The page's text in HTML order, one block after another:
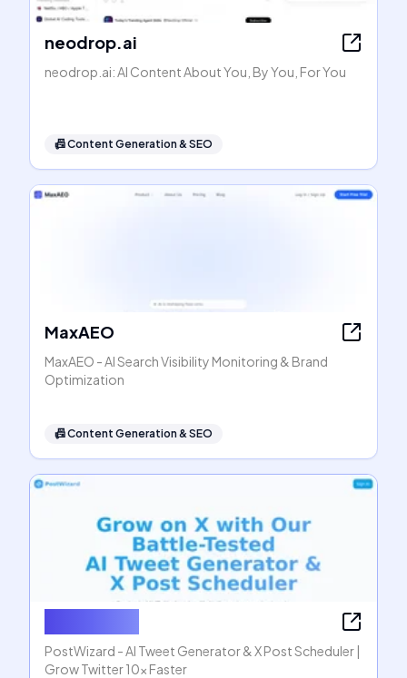
neodrop.ai
neodrop.ai: AI Content About You, By You, For You
📠Content Generation & SEO
MaxAEO
MaxAEO - AI Search Visibility Monitoring & Brand
Optimization
📠Content Generation & SEO
PostWizard - AI Tweet Generator & X Post Scheduler |
Grow Twitter 10x Faster